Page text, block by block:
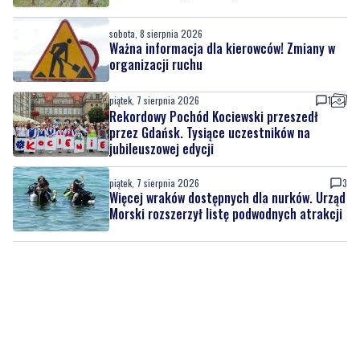
sobota, 8 sierpnia 2026
Ważna informacja dla kierowców! Zmiany w
organizacji ruchu
piątek, 7 sierpnia 2026 1
Rekordowy Pochód Kociewski przeszedł
przez Gdańsk. Tysiące uczestników na
jubileuszowej edycji
piątek, 7 sierpnia 2026 3
Więcej wraków dostępnych dla nurków. Urząd
Morski rozszerzył listę podwodnych atrakcji